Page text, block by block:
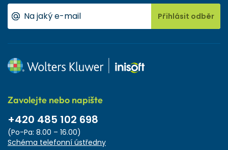
Přihlásit odběr
Zavolejte nebo napište
+420 485 102 698
(Po-Pa: 8.00 – 16.00)
Schéma telefonní ústředny